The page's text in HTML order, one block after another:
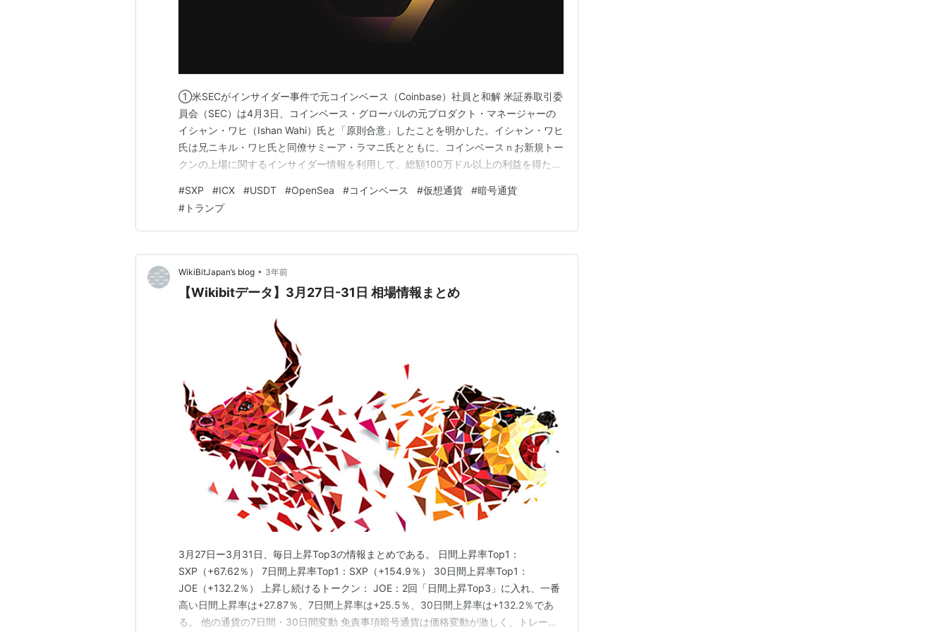
①米SECがインサイダー事件で元コインベース（Coinbase）社員と和解 米証券取引委
員会（SEC）は4月3日、コインベース・グローバルの元プロダクト・マネージャーの
イシャン・ワヒ（Ishan Wahi）氏と「原則合意」したことを明かした。イシャン・ワヒ
氏は兄ニキル・ワヒ氏と同僚サミーア・ラマニ氏とともに、コインベースｎお新規トー
クンの上場に関するインサイダー情報を利用して、総額100万ドル以上の利益を得たと
に提出される前にSECの委員によって承認されなければならず、このプロセスは数週間
かかることがある」と記載…
#SXP #ICX #USDT #OpenSea #コインベース #仮想通貨 #暗号通貨
# トランプ
WikiBitJapan’s blog • 3年前
【Wikibitデータ】3月27日-31日 相場情報まとめ
3月27日ー3月31日、毎日上昇Top3の情報まとめである。 日間上昇率Top1：
SXP（+67.62％） 7日間上昇率Top1：SXP（+154.9％） 30日間上昇率Top1：
JOE（+132.2％） 上昇し続けるトークン： JOE：2回「日間上昇Top3」に入れ、一番
高い日間上昇率は+27.87％、7日間上昇率は+25.5％、30日間上昇率は+132.2％であ
る。 他の通貨の7日間・30日間変動 免責事項暗号通貨は価格変動が激しく、トレード